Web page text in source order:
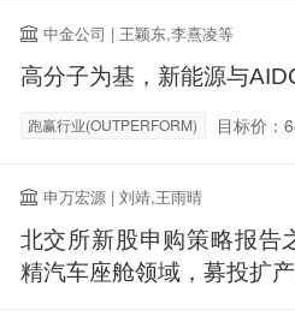
中金公司 | 王颖东,李熹凌等
高分子为基，新能源与
跑赢行业(OUTPERFORM) 目标价：
申万宏源 | 刘靖,王雨晴
北交所新股申购策略报告
精汽车座舱领域，募投扩